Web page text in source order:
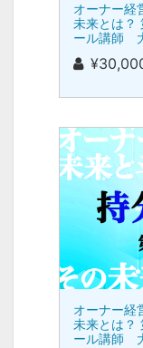
オーナー経
未来とは？
ール講師
オーナー経
未来とは？
ール講師